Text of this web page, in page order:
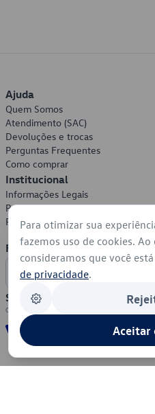
Ajuda
Quem Somos
Atendimento (SAC)
Devoluções e trocas
Perguntas Frequentes
Como comprar
Institucional
Informações Legais
Política de Privacidade
Política de Cookies
Formas de Pagamento
Segurança
Para otimizar sua
fazemos uso de cookies.
consideramos que você
de privacidade.
Aceitar